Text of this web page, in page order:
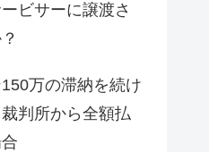
ビサーに譲渡さ
万の滞納を続け
判所から全額払